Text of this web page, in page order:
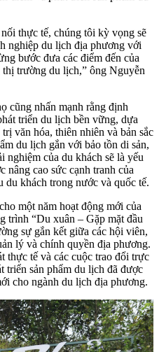
thực tế, chúng tôi kỳ vọng sẽ
nghiệp du lịch địa phương với
bước đưa các điểm đến của
trường du lịch,” ông Nguyễn
cũng nhấn mạnh rằng định
triển du lịch bền vững, dựa
văn hóa, thiên nhiên và bản sắc
du lịch gắn với bảo tồn di sản,
nghiệm của du khách sẽ là yếu
nâng cao sức cạnh tranh của
du khách trong nước và quốc tế.
một năm hoạt động mới của
trình “Du xuân – Gặp mặt đầu
sự gắn kết giữa các hội viên,
lý và chính quyền địa phương.
thực tế và các cuộc trao đổi trực
triển sản phẩm du lịch đã được
cho ngành du lịch địa phương.